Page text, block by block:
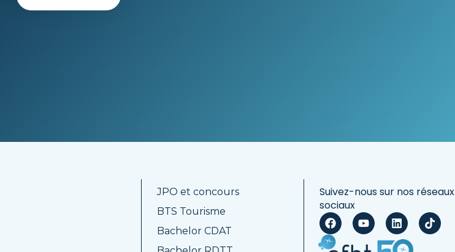
JPO et concours
BTS Tourisme
Bachelor CDAT
Suivez-nous sur nos réseaux
sociaux